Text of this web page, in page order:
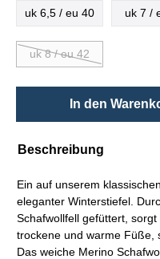
uk 6,5 / eu 40 uk 7 /
uk 8 / eu 42
In den
Beschreibung
Ein auf unserem
eleganter Winterstiefel.
Schafwollfell gefüttert, sorgt
trockene und warme Füße,
Das weiche Merino